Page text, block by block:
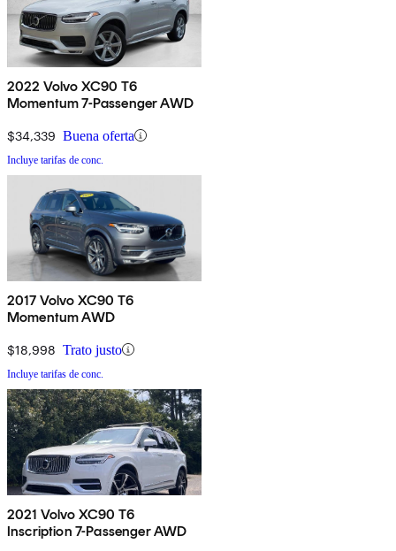
2022 Volvo XC90 T6
Momentum 7-Passenger AWD
$34,339 Buena oferta
Incluye tarifas de conc.
2017 Volvo XC90 T6
Momentum AWD
$18,998 Trato justo
Incluye tarifas de conc.
2021 Volvo XC90 T6
Inscription 7-Passenger AWD